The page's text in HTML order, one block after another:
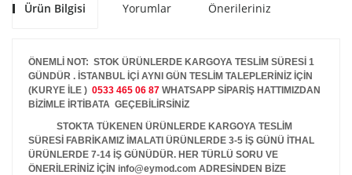
Ürün Bilgisi Yorumlar Önerileriniz
ÖNEMLİ NOT: STOK ÜRÜNLERDE KARGOYA TESLİM SÜRESİ 1
GÜNDÜR . İSTANBUL İÇİ AYNI GÜN TESLİM TALEPLERİNİZ İÇİN
(KURYE İLE ) 0533 465 06 87 WHATSAPP SİPARİŞ HATTIMIZDAN
BİZİMLE İRTİBATA GEÇEBİLİRSİNİZ
STOKTA TÜKENEN ÜRÜNLERDE KARGOYA TESLİM
SÜRESİ FABRİKAMIZ İMALATI ÜRÜNLERDE 3-5 İŞ GÜNÜ İTHAL
ÜRÜNLERDE 7-14 İŞ GÜNÜDÜR. HER TÜRLÜ SORU VE
ÖNERİLERİNİZ İÇİN info@eymod.com ADRESİNDEN BİZE